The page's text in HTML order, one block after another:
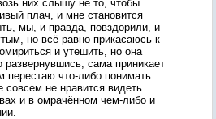
них слышу не то, чтобы
плач, и мне становится
мы, и правда, повздорили, и
но всё равно прикасаюсь к
и утешить, но она
развернувшись, сама приникает
перестаю что-либо понимать.
не нравится видеть
и в омрачённом чем-либо и